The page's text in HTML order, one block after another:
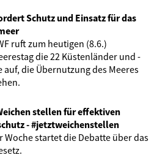
Schutz und Einsatz für das
ruft zum heutigen (8.6.)
die 22 Küstenländer und -
auf, die Übernutzung des Meeres
stellen für effektiven
- #jetztweichenstellen
Woche startet die Debatte über das